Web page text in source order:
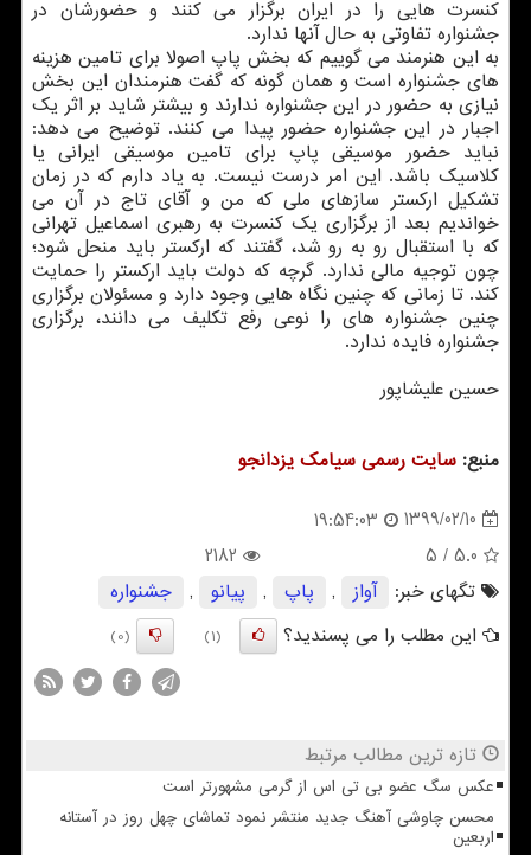
کنسرت هایی را در ایران برگزار می کنند و حضورشان در
جشنواره تفاوتی به حال آنها ندارد.
به این هنرمند می گوییم که بخش پاپ اصولا برای تامین هزینه
های جشنواره است و همان گونه که گفت هنرمندان این بخش
نیازی به حضور در این جشنواره ندارند و بیشتر شاید بر اثر یک
اجبار در این جشنواره حضور پیدا می کنند. توضیح می دهد:
نباید حضور موسیقی پاپ برای تامین موسیقی ایرانی یا
کلاسیک باشد. این امر درست نیست. به یاد دارم که در زمان
تشکیل ارکستر سازهای ملی که من و آقای تاج در آن می
خواندیم بعد از برگزاری یک کنسرت به رهبری اسماعیل تهرانی
که با استقبال رو به رو شد، گفتند که ارکستر باید منحل شود؛
چون توجیه مالی ندارد. گرچه که دولت باید ارکستر را حمایت
کند. تا زمانی که چنین نگاه هایی وجود دارد و مسئولان برگزاری
چنین جشنواره های را نوعی رفع تکلیف می دانند، برگزاری
جشنواره فایده ندارد.
حسین علیشاپور
منبع: سایت رسمی سیامك یزدانجو
1399/02/10
19:54:03
5.0
/ 5
2182
تگهای خبر:
آواز , پاپ , پیانو ,
جشنواره
این مطلب را می پسندید؟
(1)
(0)
تازه ترین مطالب مرتبط
عکس سگ عضو بی تی اس از گرمی مشهورتر است
محسن چاوشی آهنگ جدید منتشر نمود تماشای چهل روز در آستانه
اربعین